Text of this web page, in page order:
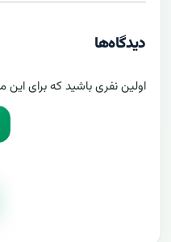
دیدگاه‌ها
اولین نفری باشید که برای این